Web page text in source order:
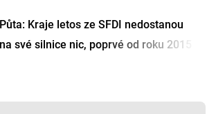
Půta: Kraje letos ze SFDI nedostanou
na své silnice nic, poprvé od roku 2015